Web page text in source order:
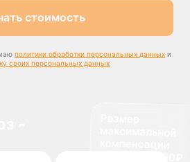
стоимость
политики обработки персональных данных и
своих персональных данных